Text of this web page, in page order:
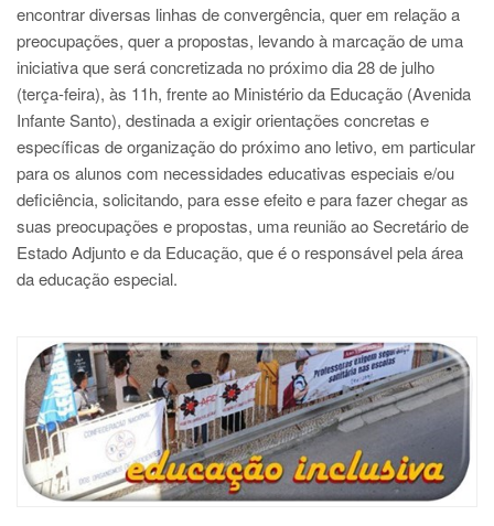
encontrar diversas linhas de convergência, quer em relação a
preocupações, quer a propostas, levando à marcação de uma
iniciativa que será concretizada no próximo dia 28 de julho
(terça-feira), às 11h, frente ao Ministério da Educação (Avenida
Infante Santo), destinada a exigir orientações concretas e
específicas de organização do próximo ano letivo, em particular
para os alunos com necessidades educativas especiais e/ou
deficiência, solicitando, para esse efeito e para fazer chegar as
suas preocupações e propostas, uma reunião ao Secretário de
Estado Adjunto e da Educação, que é o responsável pela área
da educação especial.